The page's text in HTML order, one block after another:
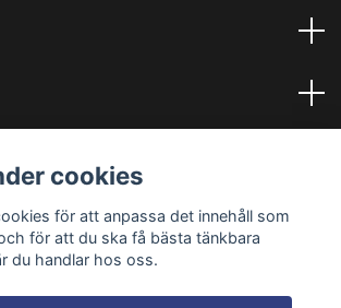
- Alla rättigheter reserverade
cookies
för att anpassa det innehåll som
för att du ska få bästa tänkbara
du handlar hos oss.